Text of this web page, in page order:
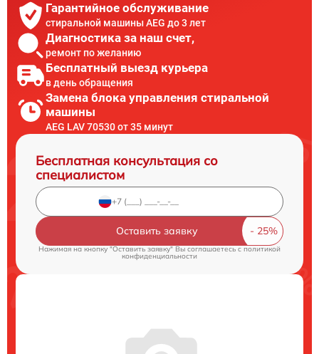
Гарантийное обслуживание
стиральной машины AEG до 3 лет
Диагностика за наш счет,
ремонт по желанию
Бесплатный выезд курьера
в день обращения
Замена блока управления стиральной
машины
AEG LAV 70530 от 35 минут
Бесплатная консультация со
специалистом
Оставить заявку
Нажимая на кнопку "Оставить заявку" Вы соглашаетесь cполитикой
конфиденциальности